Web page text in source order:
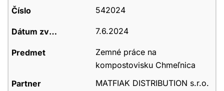
542024
7.6.2024
Zemné práce na
kompostovisku Chmeľnica
MATFIAK DISTRIBUTION s.r.o.